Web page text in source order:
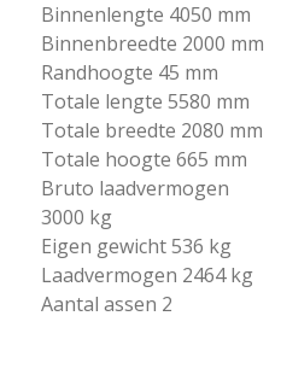
Binnenlengte 4050 mm
Binnenbreedte 2000 mm
Randhoogte 45 mm
Totale lengte 5580 mm
Totale breedte 2080 mm
Totale hoogte 665 mm
Bruto laadvermogen
3000 kg
Eigen gewicht 536 kg
Laadvermogen 2464 kg
Aantal assen 2